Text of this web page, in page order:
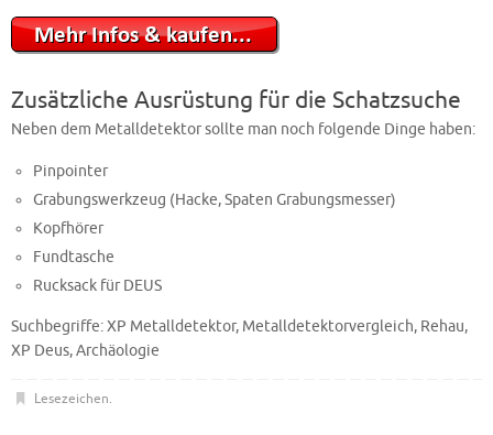
Zusätzliche Ausrüstung für die Schatzsuche
Neben dem Metalldetektor sollte man noch folgende Dinge haben:
Pinpointer
Grabungswerkzeug (Hacke, Spaten Grabungsmesser)
Kopfhörer
Fundtasche
Rucksack für DEUS
Suchbegriffe: XP Metalldetektor, Metalldetektorvergleich, Rehau,
XP Deus, Archäologie
Lesezeichen.